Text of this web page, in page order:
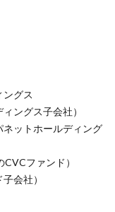
ングス
ングス子会社）
ネットホールディング
ファンド）
会社）